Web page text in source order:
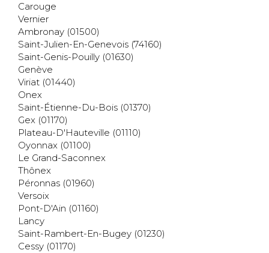
Carouge
Vernier
Ambronay (01500)
Saint-Julien-En-Genevois (74160)
Saint-Genis-Pouilly (01630)
Genève
Viriat (01440)
Onex
Saint-Étienne-Du-Bois (01370)
Gex (01170)
Plateau-D'Hauteville (01110)
Oyonnax (01100)
Le Grand-Saconnex
Thônex
Péronnas (01960)
Versoix
Pont-D'Ain (01160)
Lancy
Saint-Rambert-En-Bugey (01230)
Cessy (01170)